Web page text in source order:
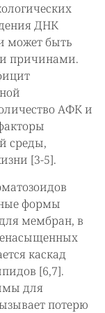
ДНК
может быть
причинами.
АФК и
среды,
[3-5].
формы
мембран, в
каскад
[6,7].
для
потерю